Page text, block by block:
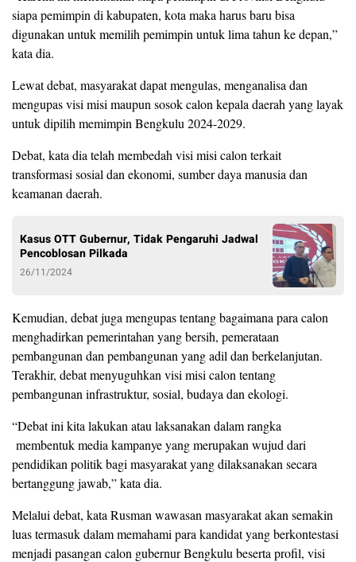
siapa pemimpin di kabupaten, kota maka harus baru bisa
digunakan untuk memilih pemimpin untuk lima tahun ke depan,”
kata dia.
Lewat debat, masyarakat dapat mengulas, menganalisa dan
mengupas visi misi maupun sosok calon kepala daerah yang layak
untuk dipilih memimpin Bengkulu 2024-2029.
Debat, kata dia telah membedah visi misi calon terkait
transformasi sosial dan ekonomi, sumber daya manusia dan
keamanan daerah.
Kasus OTT Gubernur, Tidak Pengaruhi Jadwal
Pencoblosan Pilkada
26/11/2024
Kemudian, debat juga mengupas tentang bagaimana para calon
menghadirkan pemerintahan yang bersih, pemerataan
pembangunan dan pembangunan yang adil dan berkelanjutan.
Terakhir, debat menyuguhkan visi misi calon tentang
pembangunan infrastruktur, sosial, budaya dan ekologi.
“Debat ini kita lakukan atau laksanakan dalam rangka
membentuk media kampanye yang merupakan wujud dari
pendidikan politik bagi masyarakat yang dilaksanakan secara
bertanggung jawab,” kata dia.
Melalui debat, kata Rusman wawasan masyarakat akan semakin
luas termasuk dalam memahami para kandidat yang berkontestasi
menjadi pasangan calon gubernur Bengkulu beserta profil, visi